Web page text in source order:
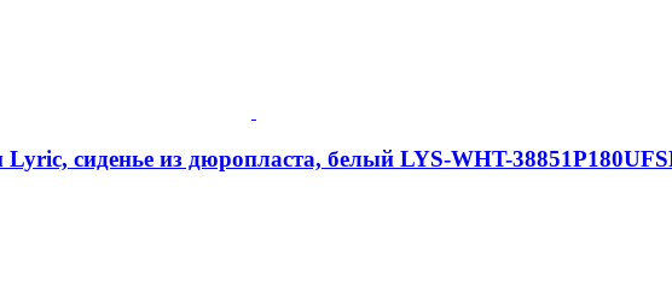
сиденье из дюропласта, белый LYS-WHT-